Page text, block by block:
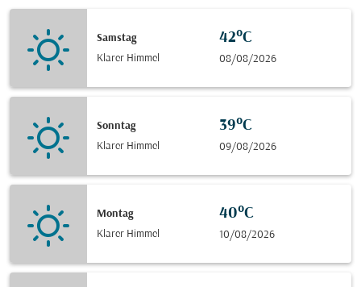
Samstag
Klarer Himmel
42°C
08/08/2026
Sonntag
Klarer Himmel
39°C
09/08/2026
Montag
Klarer Himmel
40°C
10/08/2026